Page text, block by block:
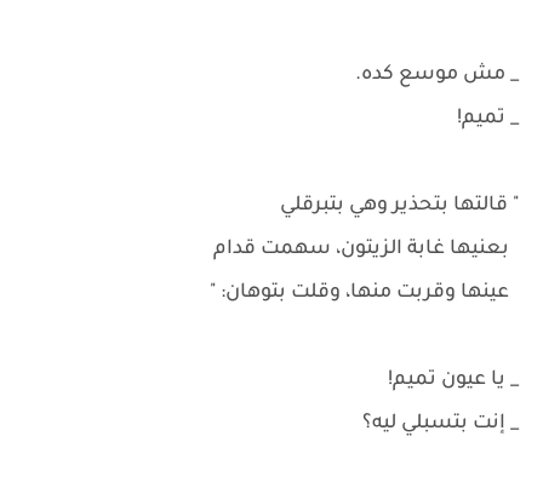
_ مش موسع كده.
_ تميم!
" قالتها بتحذير وهي بتبرقلي
بعنيها غابة الزيتون، سهمت قدام
عينها وقربت منها، وقلت بتوهان: "
_ يا عيون تميم!
_ إنت بتسبلي ليه؟